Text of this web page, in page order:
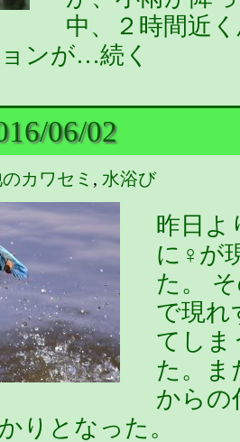
中、２時間近
ンが…続く
06/02
カワセミ , 水浴び
昨日よ
に♀が
た。
で現れ
てしま
た。ま
からの
りとなった。